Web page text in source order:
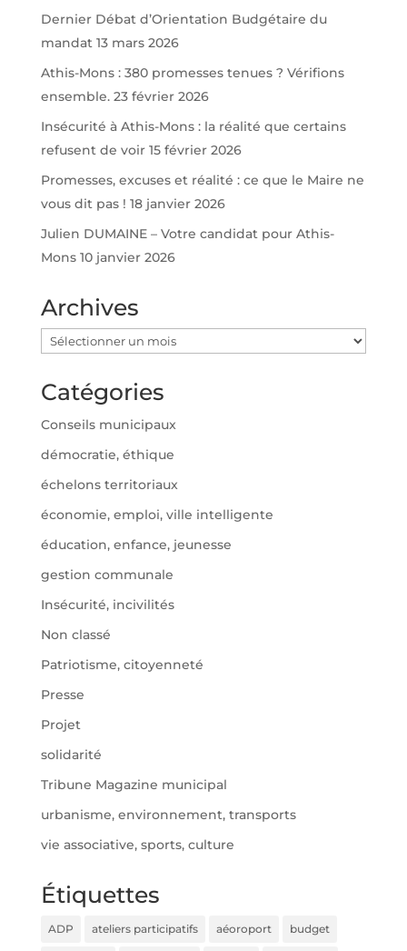
Dernier Débat d’Orientation Budgétaire du
mandat 13 mars 2026
Athis-Mons : 380 promesses tenues ? Vérifions
ensemble. 23 février 2026
Insécurité à Athis-Mons : la réalité que certains
refusent de voir 15 février 2026
Promesses, excuses et réalité : ce que le Maire ne
vous dit pas ! 18 janvier 2026
Julien DUMAINE – Votre candidat pour Athis-
Mons 10 janvier 2026
Archives
Archives
Catégories
Conseils municipaux
démocratie, éthique
échelons territoriaux
économie, emploi, ville intelligente
éducation, enfance, jeunesse
gestion communale
Insécurité, incivilités
Non classé
Patriotisme, citoyenneté
Presse
Projet
solidarité
Tribune Magazine municipal
urbanisme, environnement, transports
vie associative, sports, culture
Étiquettes
ADP ateliers participatifs aéoroport budget